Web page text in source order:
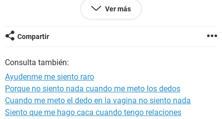
nadie me escribe por chat ni me mandan saludos, ayudenme
por favor a salir de esta depresión por no tener amistades. Y
quien compartir y disfrutar. Si me pudieran dar consejos se
los agradecería mucho.
Ver más
Compartir
Consulta también:
Ayudenme me siento raro
Porque no siento nada cuando me meto los dedos
Cuando me meto el dedo en la vagina no siento nada
Siento que me hago caca cuando tengo relaciones